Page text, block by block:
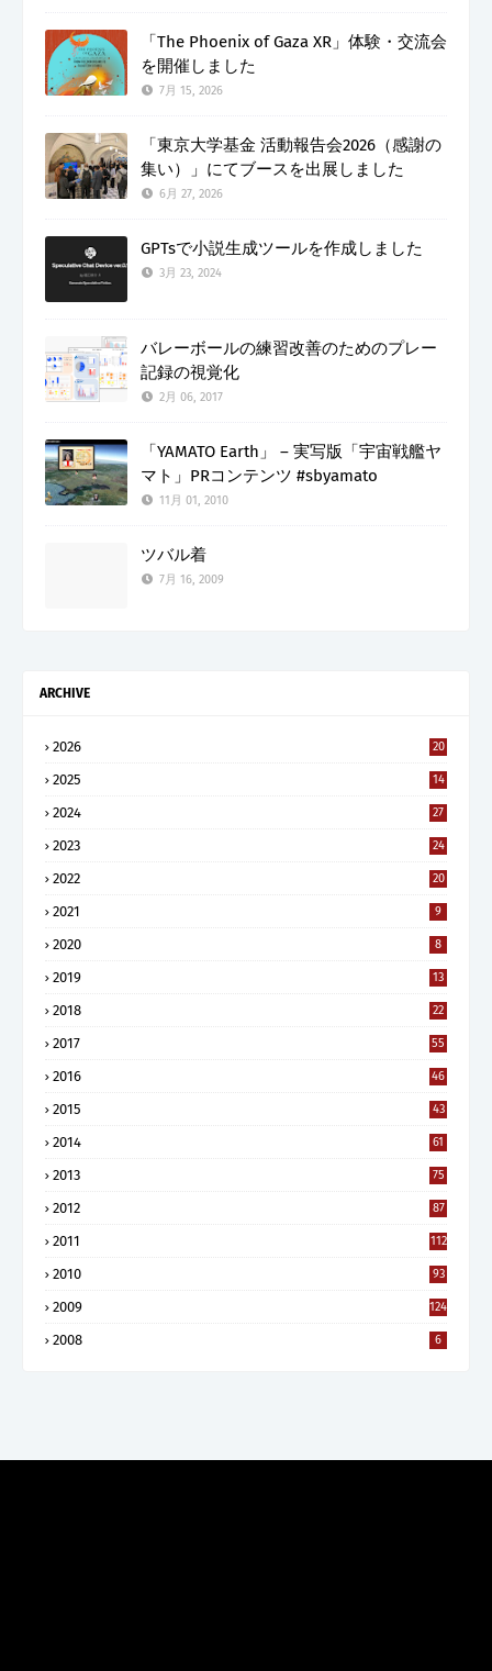
「The Phoenix of Gaza XR」体験・交流会
を開催しました
7月 15, 2026
「東京大学基金 活動報告会2026（感謝の
集い）」にてブースを出展しました
6月 27, 2026
GPTsで小説生成ツールを作成しました
3月 23, 2024
バレーボールの練習改善のためのプレー
記録の視覚化
2月 06, 2017
「YAMATO Earth」 – 実写版「宇宙戦艦ヤ
マト」PRコンテンツ #sbyamato
11月 01, 2010
ツバル着
7月 16, 2009
ARCHIVE
2026 20
2025 14
2024 27
2023 24
2022 20
2021 9
2020 8
2019 13
2018 22
2017 55
2016 46
2015 43
2014 61
2013 75
2012 87
2011 112
2010 93
2009 124
2008 6